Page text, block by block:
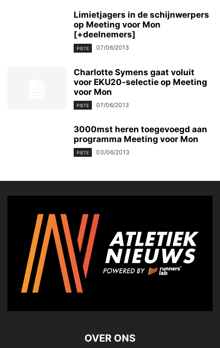
Limietjagers in de schijnwerpers
op Meeting voor Mon
[+deelnemers]
PISTE 07/06/2013
Charlotte Symens gaat voluit
voor EKU20-selectie op Meeting
voor Mon
PISTE 07/06/2013
3000mst heren toegevoegd aan
programma Meeting voor Mon
PISTE 03/06/2013
OVER ONS